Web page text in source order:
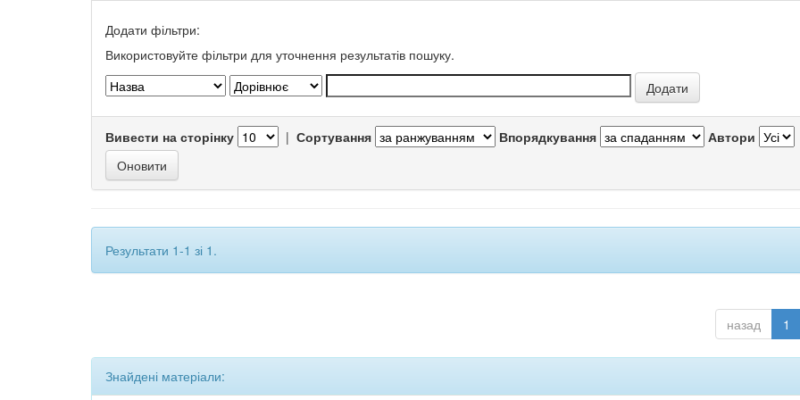
Додати фільтри:
Використовуйте фільтри для уточнення результатів пошуку.
Вивести на сторінку | Сортування Впорядкування Автори
Результати 1-1 зі 1.
назад 1
Знайдені матеріали: